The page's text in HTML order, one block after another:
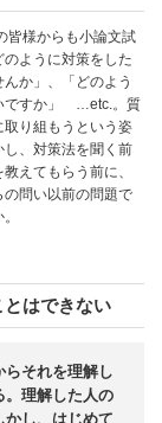
皆様からも小論文試
ように対策をした
か」、「どのよう
ですか」 …etc.。質
り組もうという姿
、対策法を聞く前
えてもらう前に、
問い以前の問題で
はできない
それを理解し
。理解した人の
かし、はじめて